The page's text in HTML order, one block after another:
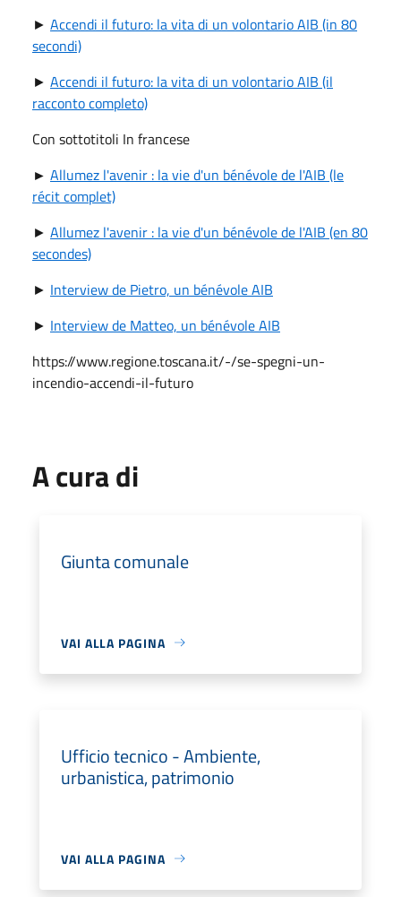
► Accendi il futuro: la vita di un volontario AIB (in 80
secondi)
► Accendi il futuro: la vita di un volontario AIB (il
racconto completo)
Con sottotitoli In francese
► Allumez l'avenir : la vie d'un bénévole de l'AIB (le
récit complet)
► Allumez l'avenir : la vie d'un bénévole de l'AIB (en 80
secondes)
► Interview de Pietro, un bénévole AIB
► Interview de Matteo, un bénévole AIB
https://www.regione.toscana.it/-/se-spegni-un-
incendio-accendi-il-futuro
A cura di
Giunta comunale
VAI ALLA PAGINA
Ufficio tecnico - Ambiente,
urbanistica, patrimonio
VAI ALLA PAGINA